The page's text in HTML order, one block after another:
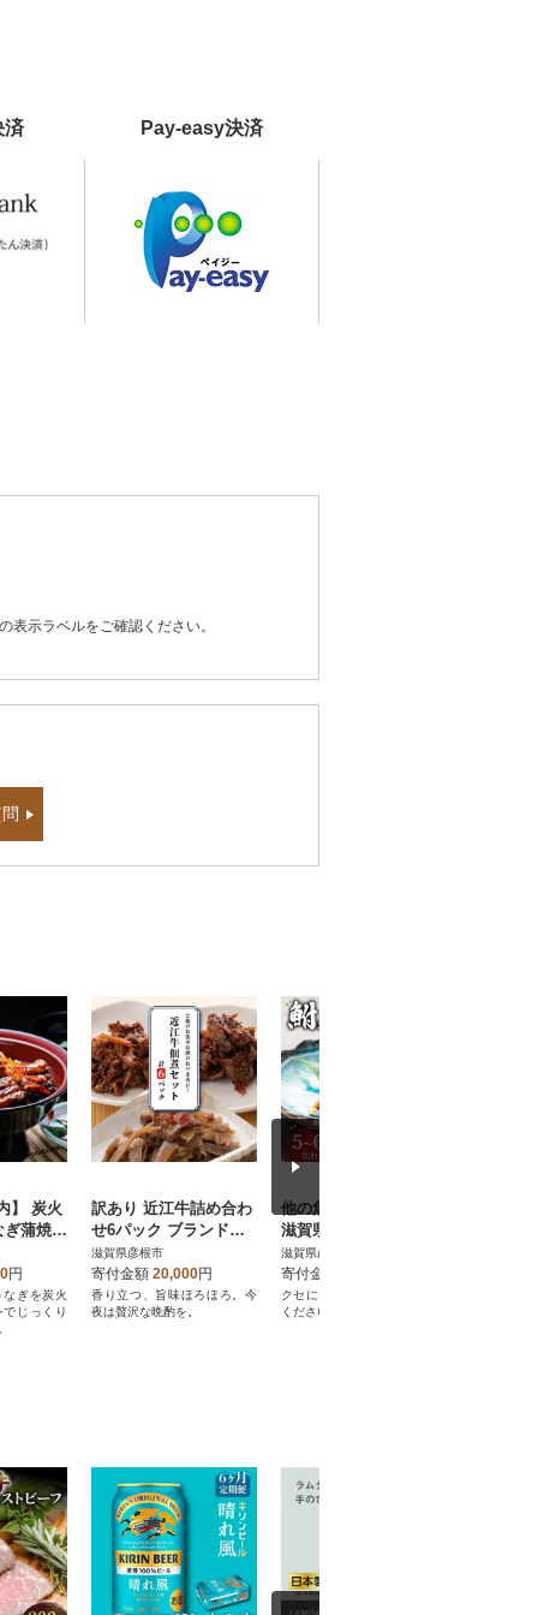
済 Pay-easy決済
示ラベルをご確認ください。
】 炭火
蒲焼き
円
ぎを炭火
じっくり
訳あり 近江牛詰め合わ
せ6パック ブランド牛
の近江牛をお酒のおつ
まみに贅沢晩酌
滋賀県彦根市
寄付金額 20,000円
香り立つ、旨味ほろほろ。今
夜は贅沢な晩酌を。
他の魚にはない味わい!
滋賀県の郷土料理 鮒寿
しをお試しサイズで手
軽に! 5～6切れ入
滋賀県彦根市
寄付金額
クセになる滋味”をぜひお試し
ください